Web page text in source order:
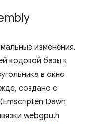
изменения,
кодовой базы к
в окне
создано с
(Emscripten Dawn
webgpu.h